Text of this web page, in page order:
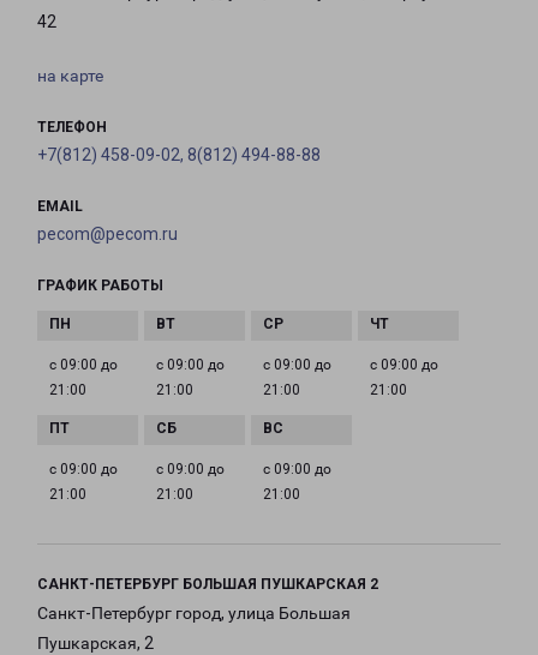
42
на карте
ТЕЛЕФОН
+7(812) 458-09-02, 8(812) 494-88-88
EMAIL
pecom@pecom.ru
ГРАФИК РАБОТЫ
с 09:00 до
21:00
с 09:00 до
21:00
с 09:00 до
21:00
с 09:00 до
21:00
с 09:00 до
21:00
с 09:00 до
21:00
с 09:00 до
21:00
САНКТ-ПЕТЕРБУРГ БОЛЬШАЯ ПУШКАРСКАЯ 2
Санкт-Петербург город, улица Большая
Пушкарская, 2